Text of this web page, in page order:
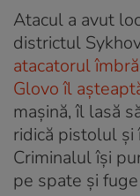
Atacul a avut
districtul
atacatorul
Glovo îl
mașină, îl lasă
ridică pistolul și
Criminalul își
pe spate și